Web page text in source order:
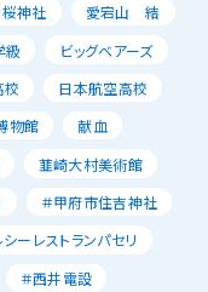
神社
愛宕山 結
級
ビッグベアーズ
校
日本航空高校
物館
献血
韮崎大村美術館
＃甲府市住吉神社
ーレストランパセリ
＃西井電設